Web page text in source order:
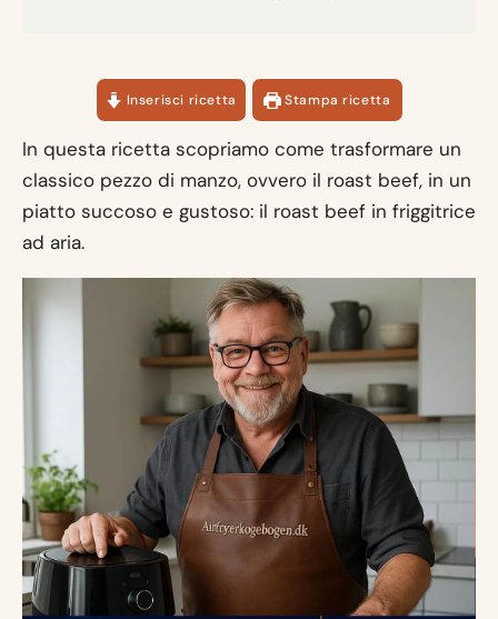
Inserisci ricetta Stampa ricetta
In questa ricetta scopriamo come trasformare un
classico pezzo di manzo, ovvero il roast beef, in un
piatto succoso e gustoso: il roast beef in friggitrice
ad aria.